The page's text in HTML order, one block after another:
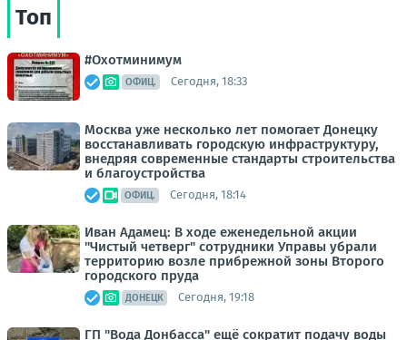
Топ
#Охотминимум
ОФИЦ. Сегодня, 18:33
Москва уже несколько лет помогает Донецку
восстанавливать городскую инфраструктуру,
внедряя современные стандарты строительства
и благоустройства
ОФИЦ. Сегодня, 18:14
Иван Адамец: В ходе еженедельной акции
"Чистый четверг" сотрудники Управы убрали
территорию возле прибрежной зоны Второго
городского пруда
ДОНЕЦК Сегодня, 19:18
ГП "Вода Донбасса" ещё сократит подачу воды